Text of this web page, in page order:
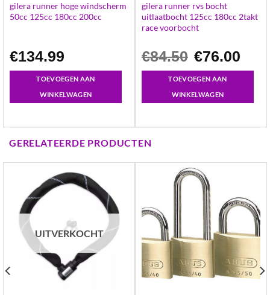
gilera runner hoge windscherm
50cc 125cc 180cc 200cc
€134.99
TOEVOEGEN AAN
WINKELWAGEN
gilera runner rvs bocht
uitlaatbocht 125cc 180cc 2takt
race voorbocht
€84.50
Oorspronkelijke
prijs
€84.50.
€76.00
TOEVOEGEN AAN
WINKELWAGEN
GERELATEERDE PRODUCTEN
UITVERKOCHT